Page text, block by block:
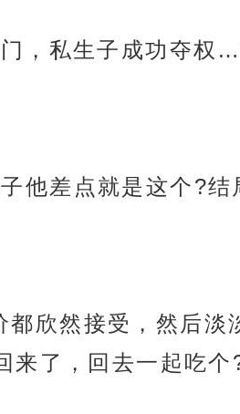
，私生子成功夺权
他差点就是这个?结
欣然接受，然后
来了，回去一起吃个